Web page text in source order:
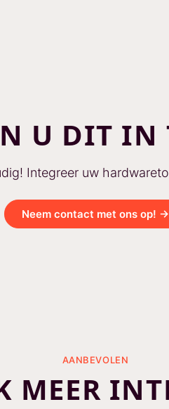
U DIT IN
Integreer uw
Neem contact met ons op! →
AANBEVOLEN
MEER